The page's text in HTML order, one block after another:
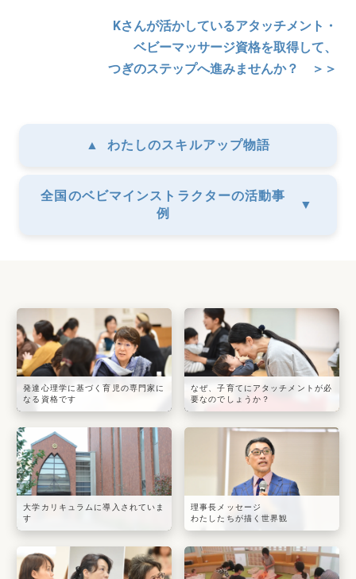
Kさんが活かしているアタッチメント・
ベビーマッサージ資格を取得して、
つぎのステップへ進みませんか？ ＞＞
▲ わたしのスキルアップ物語
全国のベビマインストラクターの活動事
例
▼
発達心理学に基づく育児の専門家に
なる資格です
なぜ、子育てにアタッチメントが必
要なのでしょうか？
大学カリキュラムに導入されていま
す
理事長メッセージ
わたしたちが描く世界観